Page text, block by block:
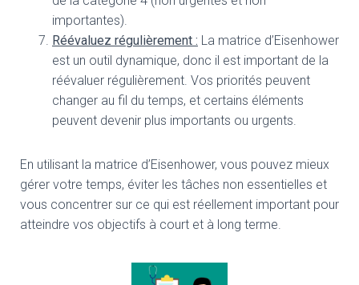
importantes).
Réévaluez régulièrement : La matrice d’Eisenhower
est un outil dynamique, donc il est important de la
réévaluer régulièrement. Vos priorités peuvent
changer au fil du temps, et certains éléments
peuvent devenir plus importants ou urgents.
En utilisant la matrice d’Eisenhower, vous pouvez mieux
gérer votre temps, éviter les tâches non essentielles et
vous concentrer sur ce qui est réellement important pour
atteindre vos objectifs à court et à long terme.